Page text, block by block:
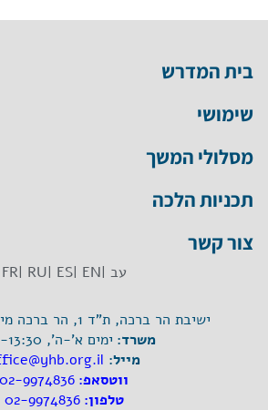
בית המדרש
שימושי
מסלולי המשך
תכניות הלכה
צור קשר
עב |EN |
ES |
RU |
FR
ישיבת הר ברכה, ת"ד 1, הר ברכה מיקוד 4483500
משרד:ימים א'-ה', 8:30-13:30
מייל: office@yhb.org.il
ווטסאפ:02-9974836
טלפון:02-9974836